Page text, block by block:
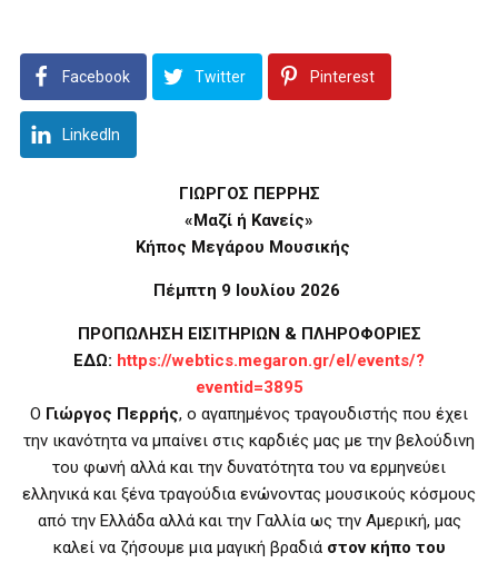
Facebook Twitter Pinterest
LinkedIn
ΓΙΩΡΓΟΣ ΠΕΡΡΗΣ
«Μαζί ή Κανείς»
Κήπος Μεγάρου Μουσικής
Πέμπτη 9 Ιουλίου 2026
ΠΡΟΠΩΛΗΣΗ ΕΙΣΙΤΗΡΙΩΝ & ΠΛΗΡΟΦΟΡΙΕΣ
ΕΔΩ: https://webtics.megaron.gr/el/events/?
eventid=3895
O Γιώργος Περρής, ο αγαπημένος τραγουδιστής που έχει
την ικανότητα να μπαίνει στις καρδιές μας με την βελούδινη
του φωνή αλλά και την δυνατότητα του να ερμηνεύει
ελληνικά και ξένα τραγούδια ενώνοντας μουσικούς κόσμους
από την Ελλάδα αλλά και την Γαλλία ως την Αμερική, μας
καλεί να ζήσουμε μια μαγική βραδιά στον κήπο του